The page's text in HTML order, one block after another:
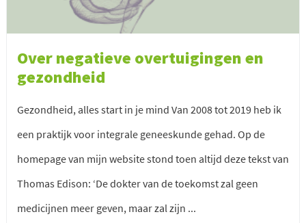
Over negatieve overtuigingen en
gezondheid
Gezondheid, alles start in je mind Van 2008 tot 2019 heb ik
een praktijk voor integrale geneeskunde gehad. Op de
homepage van mijn website stond toen altijd deze tekst van
Thomas Edison: ‘De dokter van de toekomst zal geen
medicijnen meer geven, maar zal zijn ...